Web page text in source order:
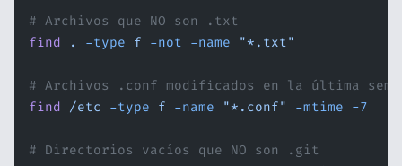
# Archivos que NO son .txt
find . -type f -not -name "*.txt"
# Archivos .conf modificados en la última
find /etc -type f -name "*.conf" -mtime -7
# Directorios vacíos que NO son .git